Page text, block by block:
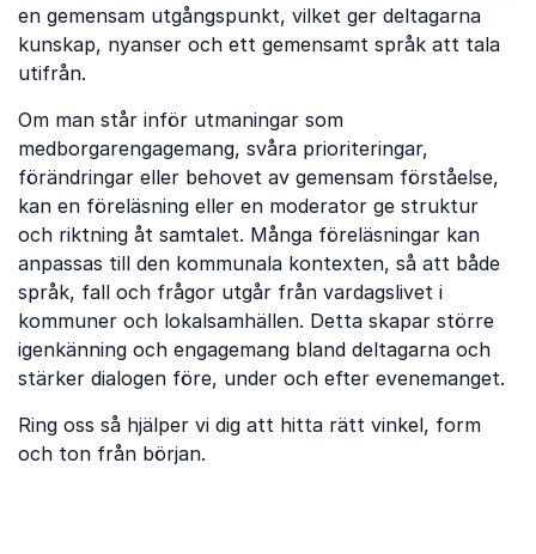
en gemensam utgångspunkt, vilket ger deltagarna
kunskap, nyanser och ett gemensamt språk att tala
utifrån.
Om man står inför utmaningar som
medborgarengagemang, svåra prioriteringar,
förändringar eller behovet av gemensam förståelse,
kan en föreläsning eller en moderator ge struktur
och riktning åt samtalet. Många föreläsningar kan
anpassas till den kommunala kontexten, så att både
språk, fall och frågor utgår från vardagslivet i
kommuner och lokalsamhällen. Detta skapar större
igenkänning och engagemang bland deltagarna och
stärker dialogen före, under och efter evenemanget.
Ring oss så hjälper vi dig att hitta rätt vinkel, form
och ton från början.